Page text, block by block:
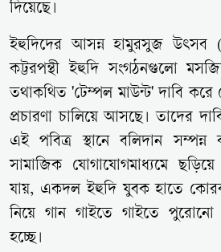
দিয়েছে।
ইহুদিদের আসন্ন হামুরসুজ উৎসব
কট্টরপন্থী ইহুদি সংগঠনগুলো
তথাকথিত 'টেম্পল মাউন্ট' দাবি করে
প্রচারণা চালিয়ে আসছে। তাদের
এই পবিত্র স্থানে বলিদান সম্পন্ন
সামাজিক যোগাযোগমাধ্যমে
যায়, একদল ইহুদি যুবক হাতে
নিয়ে গান গাইতে গাইতে
হচ্ছে।